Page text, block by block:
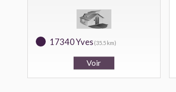
17340 Yves (35.5 km)